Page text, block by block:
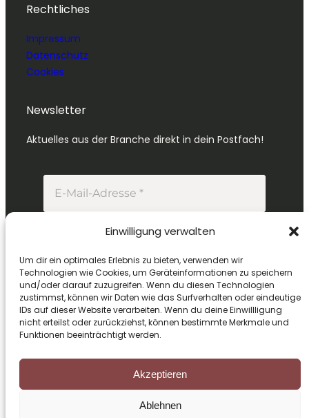
Einwilligung verwalten
Um dir ein optimales Erlebnis zu bieten, verwenden wir
Technologien wie Cookies, um Geräteinformationen zu speichern
und/oder darauf zuzugreifen. Wenn du diesen Technologien
zustimmst, können wir Daten wie das Surfverhalten oder eindeutige
IDs auf dieser Website verarbeiten. Wenn du deine Einwillligung
nicht erteilst oder zurückziehst, können bestimmte Merkmale und
Funktionen beeinträchtigt werden.
Akzeptieren
Ablehnen
Rechtliches
Impressum
Datenschutz
Cookies
Newsletter
Aktuelles aus der Branche direkt in dein Postfach!
Mit deiner Anmeldung erhältst du unseren
Newsletter. Informationen zur Verarbeitung
deiner Daten findest du in unserer
Datenschutzerklärung.
Copyright © 2026 Grimm Consulting